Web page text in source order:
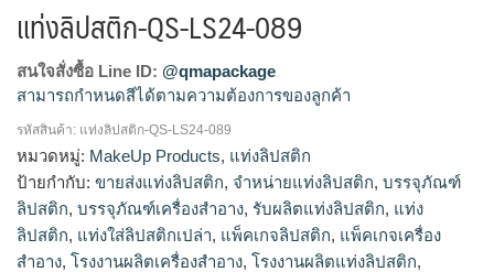
แท่งลิปสติก-QS-LS24-089
สนใจสั่งซื้อ Line ID: @qmapackage
สามารถกำหนดสีได้ตามความต้องการของลูกค้า
โรงงานผลิตแท่งลิปสติก,จำหน่ายแท่งลิปสติก,รับผลิตแท่ง
ลิปสติก,ขายส่งแท่งลิปสติก
รหัสสินค้า: แท่งลิปสติก-QS-LS24-089
หมวดหมู่: MakeUp Products, แท่งลิปสติก
ป้ายกำกับ: ขายส่งแท่งลิปสติก, จำหน่ายแท่งลิปสติก, บรรจุภัณฑ์
ลิปสติก, บรรจุภัณฑ์เครื่องสำอาง, รับผลิตแท่งลิปสติก, แท่ง
ลิปสติก, แท่งใส่ลิปสติกเปล่า, แพ็คเกจลิปสติก, แพ็คเกจเครื่อง
สำอาง, โรงงานผลิตเครื่องสำอาง, โรงงานผลิตแท่งลิปสติก,